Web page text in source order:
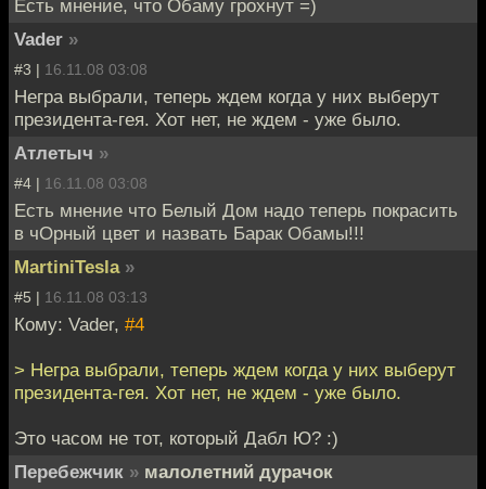
Есть мнение, что Обаму грохнут =)
Vader »
#3 | 16.11.08 03:08
Негра выбрали, теперь ждем когда у них выберут
президента-гея. Хот нет, не ждем - уже было.
Атлетыч »
#4 | 16.11.08 03:08
Есть мнение что Белый Дом надо теперь покрасить
в чОрный цвет и назвать Барак Обамы!!!
MartiniTesla »
#5 | 16.11.08 03:13
Кому: Vader, #4
> Негра выбрали, теперь ждем когда у них выберут
президента-гея. Хот нет, не ждем - уже было.
Это часом не тот, который Дабл Ю? :)
Перебежчик » малолетний дурачок